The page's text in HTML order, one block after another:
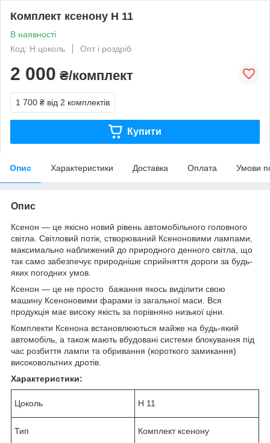
Комплект ксенону Н 11
В наявності
Код: H цоколь
Опт і роздріб
2 000 ₴/комплект
1 700 ₴ від 2 комплектів
Купити
Опис Характеристики Доставка Оплата Умови
Опис
Ксенон — це якісно новий рівень автомобільного головного
світла. Світловий потік, створюваний Ксеноновими лампами,
максимально наближений до природного денного світла, що
так само забезпечує природніше сприйняття дороги за будь-
яких погодних умов.
Ксенон — це не просто бажання якось виділити свою
машину Ксеноновими фарами із загальної маси. Вся
продукція має високу якість за порівняно низької ціни.
Комплекти Ксенона встановлюються майже на будь-який
автомобіль, а також мають вбудовані системи блокування під
час розбиття лампи та обривання (короткого замикання)
високовольтних дротів.
Характеристики:
Цоколь Н 11
Тип Комплект ксенону